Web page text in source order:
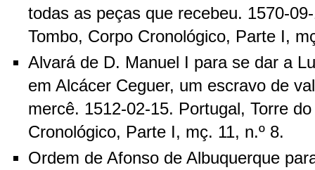
todas as peças que recebeu. 1570-
Tombo, Corpo Cronológico, Parte I,
Alvará de D. Manuel I para se dar a
em Alcácer Ceguer, um escravo de
mercê. 1512-02-15. Portugal, Torre
Cronológico, Parte I, mç. 11, n.º 8.
Ordem de Afonso de Albuquerque